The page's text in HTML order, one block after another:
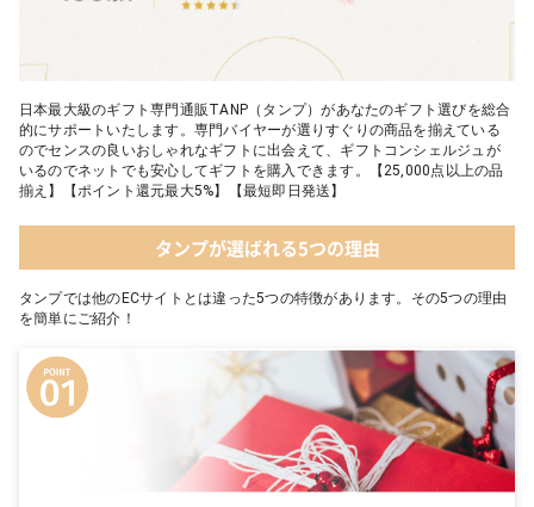
日本最大級のギフト専門通販TANP（タンプ）があなたのギフト選びを総合
的にサポートいたします。専門バイヤーが選りすぐりの商品を揃えている
のでセンスの良いおしゃれなギフトに出会えて、ギフトコンシェルジュが
いるのでネットでも安心してギフトを購入できます。【25,000点以上の品
揃え】【ポイント還元最大5%】【最短即日発送】
タンプが選ばれる5つの理由
タンプでは他のECサイトとは違った5つの特徴があります。その5つの理由
を簡単にご紹介！